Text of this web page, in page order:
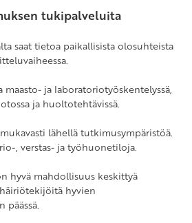
tukipalveluita
saat tietoa paikallisista olosuhteista
maasto- ja laboratoriotyöskentelyssä,
ja huoltotehtävissä.
lähellä tutkimusympäristöä.
, verstas- ja työhuonetiloja.
hyvä mahdollisuus keskittyä
hyvien